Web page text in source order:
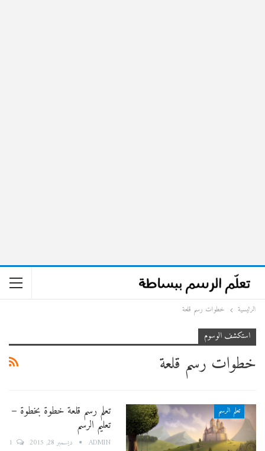
الرئيسية خطوات رسم قلعة
استكشف الوسوم
خطوات رسم قلعة
تعلم الرسم تعلم رسم قلعة خطوة بخطوة –
تعليم الرسم
ADMIN ديسمبر 28, 2015